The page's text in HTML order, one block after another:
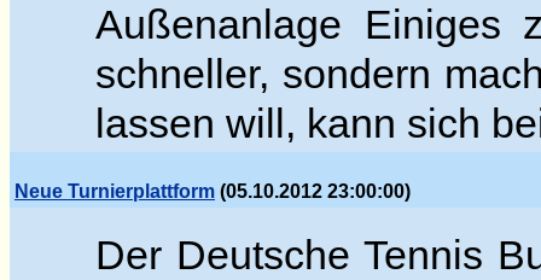
Außenanlage Einiges
schneller, sondern
lassen will, kann sich
Neue Turnierplattform (05.10.2012 23:00:00)
Der Deutsche Tennis